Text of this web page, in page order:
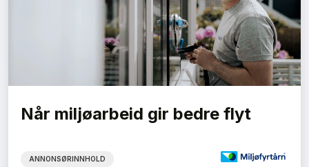
Når miljøarbeid gir bedre flyt
ANNONSØRINNHOLD